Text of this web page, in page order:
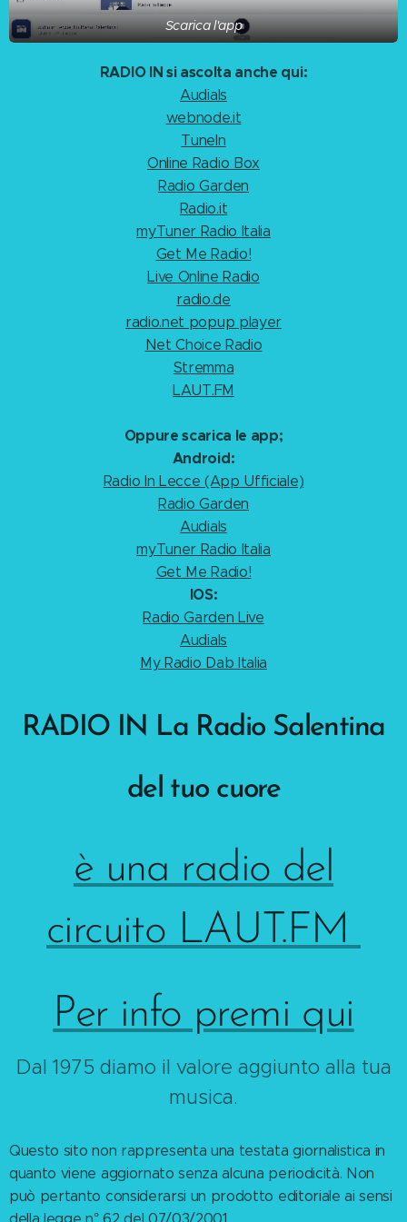
Scarica l'app
RADIO IN si ascolta anche qui:
Audials
webnode.it
TuneIn
Online Radio Box
Radio Garden
Radio.it
myTuner Radio Italia
Get Me Radio!
Live Online Radio
radio.de
radio.net popup player
Net Choice Radio
Stremma
LAUT.FM
Oppure scarica le app;
Android:
Radio In Lecce (App Ufficiale)
Radio Garden
Audials
myTuner Radio Italia
Get Me Radio!
IOS:
Radio Garden Live
Audials
My Radio Dab Italia
RADIO IN La Radio Salentina
del tuo cuore
è una radio del
circuito LAUT.FM
Per info premi qui
Dal 1975 diamo il valore aggiunto alla tua
musica.
Questo sito non rappresenta una testata giornalistica in
quanto viene aggiornato senza alcuna periodicità. Non
può pertanto considerarsi un prodotto editoriale ai sensi